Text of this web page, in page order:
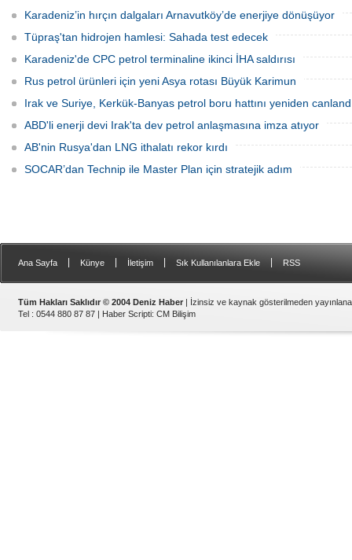
Karadeniz’in hırçın dalgaları Arnavutköy’de enerjiye dönüşüyor
Tüpraş'tan hidrojen hamlesi: Sahada test edecek
Karadeniz'de CPC petrol terminaline ikinci İHA saldırısı
Rus petrol ürünleri için yeni Asya rotası Büyük Karimun
Irak ve Suriye, Kerkük-Banyas petrol boru hattını yeniden
ABD'li enerji devi Irak'ta dev petrol anlaşmasına imza atıyor
AB'nin Rusya'dan LNG ithalatı rekor kırdı
SOCAR’dan Technip ile Master Plan için stratejik adım
Ana Sayfa Künye İletişim Sık Kullanılanlara Ekle RSS
Tüm Hakları Saklıdır © 2004 Deniz Haber | İzinsiz ve kaynak gösterilmeden
Tel : 0544 880 87 87 | Haber Scripti: CM Bilişim